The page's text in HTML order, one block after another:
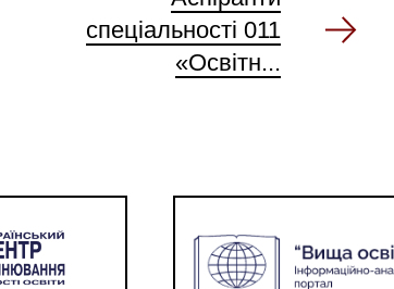
спеціальності 011
«Освітн...